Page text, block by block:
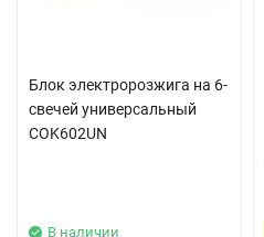
Блок электророзжига на 6-
свечей универсальный
COK602UN
В наличии